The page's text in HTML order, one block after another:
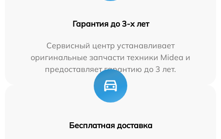
Гарантия до 3-х лет
Сервисный центр устанавливает
оригинальные запчасти техники Midea и
предоставляет гарантию до 3 лет.
Бесплатная доставка